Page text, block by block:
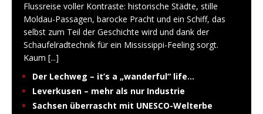
Flussreise voller Kontraste: historische Städte, stille
Moldau-Passagen, barocke Pracht und ein Schiff, das
selbst zum Teil der Geschichte wird und dank der
Schaufelradtechnik für ein Mississippi-Feeling sorgt.
Kaum [...]
Der Lechweg – it’s a „wanderful“ life…
Leverkusen – mehr als nur Industrie
Sachsen überrascht mit UNESCO-Welterbe